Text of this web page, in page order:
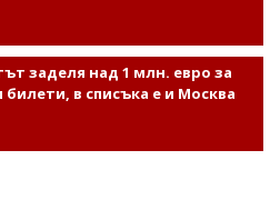
заделя над 1 млн. евро за
в списъка е и Москва